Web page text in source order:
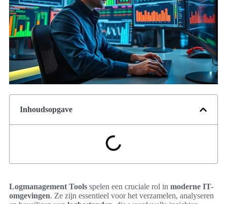
Inhoudsopgave
Logmanagement Tools spelen een cruciale rol in moderne IT-
omgevingen. Ze zijn essentieel voor het verzamelen, analyseren